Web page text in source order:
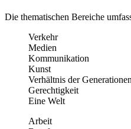
Die thematischen Bereiche
Verkehr
Medien
Kommunikation
Kunst
Verhältnis der Generationen
Gerechtigkeit
Eine Welt
Arbeit